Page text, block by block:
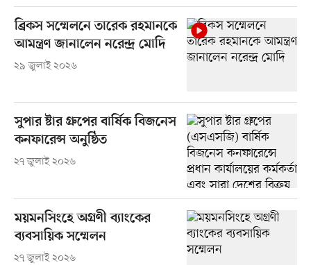
ব্রিকস সম্মেলনে তারেক রহমানকে
আমন্ত্রণ জানালেন নরেন্দ্র মোদি
২৯ জুলাই ২০২৬
সুপার ষ্টার গ্রুপের বার্ষিক বিজনেস
কনফারেন্স অনুষ্ঠিত
২৭ জুলাই ২০২৬
ময়মনসিংহে অগ্রণী ব্যাংকের
ব্যবসায়িক সম্মেলন
২৭ জুলাই ২০২৬